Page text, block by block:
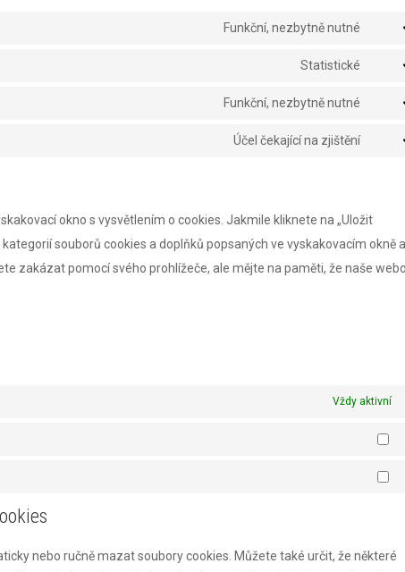
Funkční, nezbytně nutné
Statistické
Funkční, nezbytně nutné
Účel čekající na zjištění
okno s vysvětlením o cookies. Jakmile kliknete na „Uložit
souborů cookies a doplňků popsaných ve vyskakovacím okně
zakázat pomocí svého prohlížeče, ale mějte na paměti, že naše
Vždy aktivní
nebo ručně mazat soubory cookies. Můžete také určit, že některé